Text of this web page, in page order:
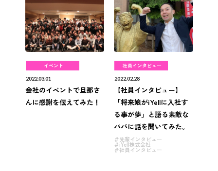
イベント
2022.03.01
会社のイベントで旦那さ
んに感謝を伝えてみた！
社員インタビュー
2022.02.28
【社員インタビュー】
「将来娘がiYellに入社す
る事が夢」と語る素敵な
パパに話を聞いてみた。
先輩インタビュー
iYell株式会社
社員インタビュー